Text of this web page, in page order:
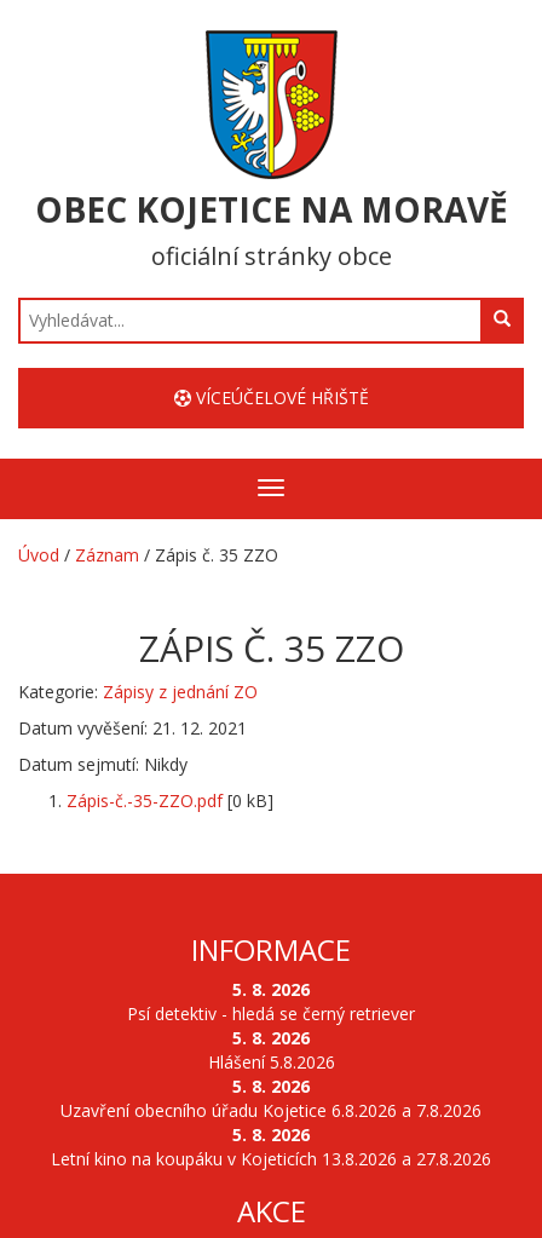
OBEC KOJETICE NA MORAVĚ
oficiální stránky obce
Hledat
VÍCEÚČELOVÉ HŘIŠTĚ
Zobrazit/skrýt
navigaci
Úvod / Záznam / Zápis č. 35 ZZO
ZÁPIS Č. 35 ZZO
Kategorie: Zápisy z jednání ZO
Datum vyvěšení: 21. 12. 2021
Datum sejmutí: Nikdy
Zápis-č.-35-ZZO.pdf[0 kB]
INFORMACE
5. 8. 2026
Psí detektiv - hledá se černý retriever
5. 8. 2026
Hlášení 5.8.2026
5. 8. 2026
Uzavření obecního úřadu Kojetice 6.8.2026 a 7.8.2026
5. 8. 2026
Letní kino na koupáku v Kojeticích 13.8.2026 a 27.8.2026
AKCE